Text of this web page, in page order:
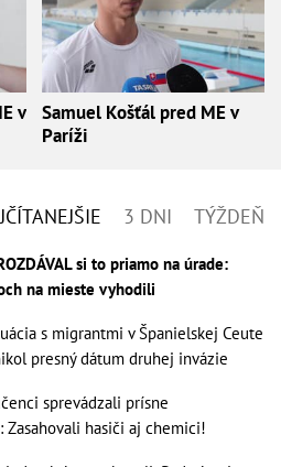
v
Samuel Košťál pred ME v
Paríži
3 DNI TÝŽDEŇ
si to priamo na úrade:
na mieste vyhodili
s migrantmi v Španielskej Ceute
presný dátum druhej invázie
sprevádzali prísne
Zasahovali hasiči aj chemici!